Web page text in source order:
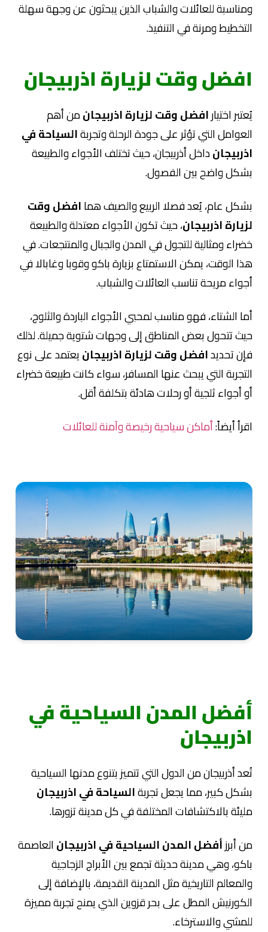
ومناسبة للعائلات والشباب الذين يبحثون عن وجهة سهلة
التخطيط ومرنة في التنفيذ.
افضل وقت لزيارة اذربيجان
يُعتبر اختيارافضل وقت لزيارة اذربيجانمن أهم
العوامل التي تؤثر على جودة الرحلة وتجربةالسياحة في
اذربيجانداخل أذربيجان، حيث تختلف الأجواء والطبيعة
بشكل واضح بين الفصول.
بشكل عام، يُعد فصلا الربيع والصيف هماافضل وقت
لزيارة اذربيجان، حيث تكون الأجواء معتدلة والطبيعة
خضراء ومثالية للتجول في المدن والجبال والمنتجعات. في
هذا الوقت، يمكن الاستمتاع بزيارة باكو وقوبا وغابالا في
أجواء مريحة تناسب العائلات والشباب.
أما الشتاء، فهو مناسب لمحبي الأجواء الباردة والثلوج،
حيث تتحول بعض المناطق إلى وجهات شتوية جميلة. لذلك
فإن تحديدافضل وقت لزيارة اذربيجانيعتمد على نوع
التجربة التي يبحث عنها المسافر، سواء كانت طبيعة خضراء
أو أجواء ثلجية أو رحلات هادئة بتكلفة أقل.
اقرأ أيضاً:أماكن سياحية رخيصة وآمنة للعائلات
أفضل المدن السياحية في
اذربيجان
تُعد أذربيجان من الدول التي تتميز بتنوع مدنها السياحية
بشكل كبير، مما يجعل تجربةالسياحة في اذربيجان
مليئة بالاكتشافات المختلفة في كل مدينة تزورها.
من أبرزأفضل المدن السياحية في اذربيجانالعاصمة
باكو، وهي مدينة حديثة تجمع بين الأبراج الزجاجية
والمعالم التاريخية مثل المدينة القديمة، بالإضافة إلى
الكورنيش المطل على بحر قزوين الذي يمنح تجربة مميزة
للمشي والاسترخاء.